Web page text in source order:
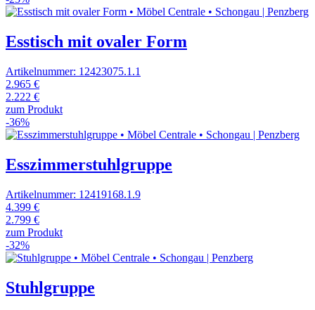
Esstisch mit ovaler Form
Artikelnummer: 12423075.1.1
2.965 €
2.222 €
zum Produkt
-36%
Esszimmerstuhlgruppe
Artikelnummer: 12419168.1.9
4.399 €
2.799 €
zum Produkt
-32%
Stuhlgruppe